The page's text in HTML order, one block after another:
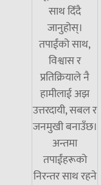
साथ दिँदै
जानुहोस्।
तपाईंको साथ,
विश्वास र
प्रतिक्रियाले नै
हामीलाई अझ
उत्तरदायी, सबल र
जनमुखी बनाउँछ।
अन्तमा
तपाईंहरूको
निरन्तर साथ रहने